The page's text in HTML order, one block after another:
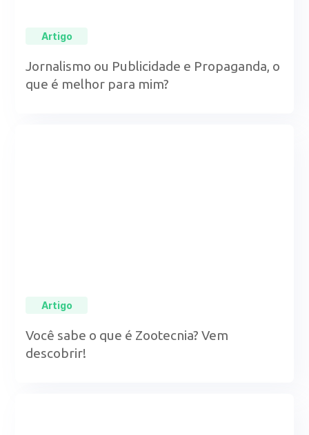
Artigo
Jornalismo ou Publicidade e Propaganda, o
que é melhor para mim?
Artigo
Você sabe o que é Zootecnia? Vem
descobrir!